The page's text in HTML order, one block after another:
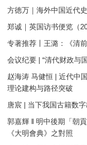
方徳万｜海外中国近代
郑诚｜英国访书便览（
专著推荐丨王潞：《清
会议纪要 | “清代财政与
赵海涛 马健恒 | 近代中
理论建构与路径突破
唐宸 | 当下我国古籍数
郭嘉輝 ‖ 明中後期「朝
《大明會典》之對照